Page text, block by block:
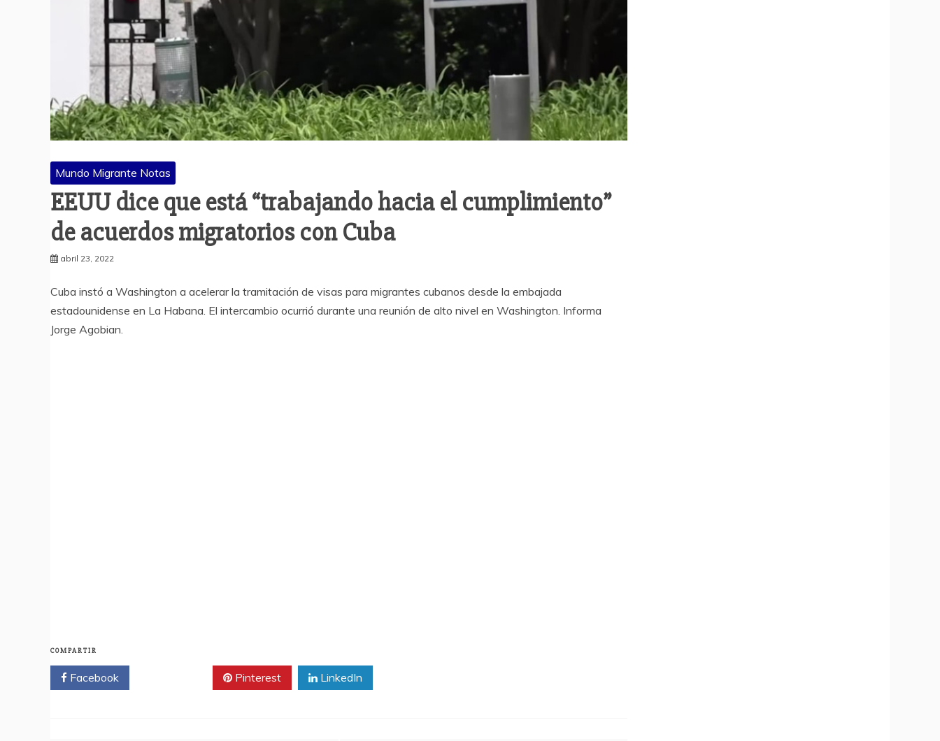
Mundo Migrante Notas
EEUU dice que está “trabajando hacia el cumplimiento”
de acuerdos migratorios con Cuba
abril 23, 2022
Cuba instó a Washington a acelerar la tramitación de visas para migrantes cubanos desde la embajada
estadounidense en La Habana. El intercambio ocurrió durante una reunión de alto nivel en Washington. Informa
Jorge Agobian.
COMPARTIR
Facebook Pinterest LinkedIn